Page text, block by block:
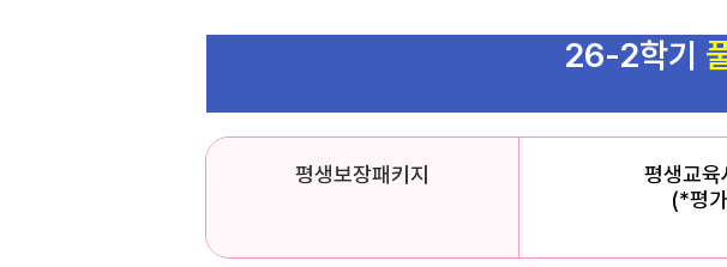
26-2학기
평생보장패키지 평생교
(*평